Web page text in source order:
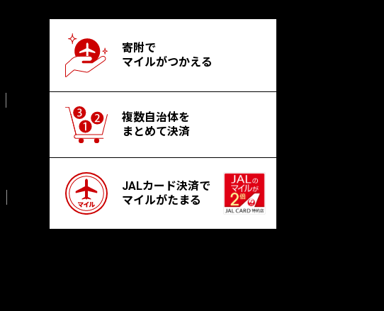
寄附で
マイルがつかえる
複数自治体を
まとめて決済
JALカード決済で
マイルがたまる